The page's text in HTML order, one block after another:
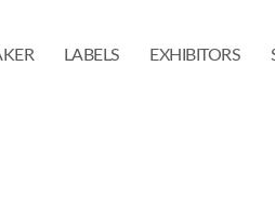
LABELS EXHIBITORS